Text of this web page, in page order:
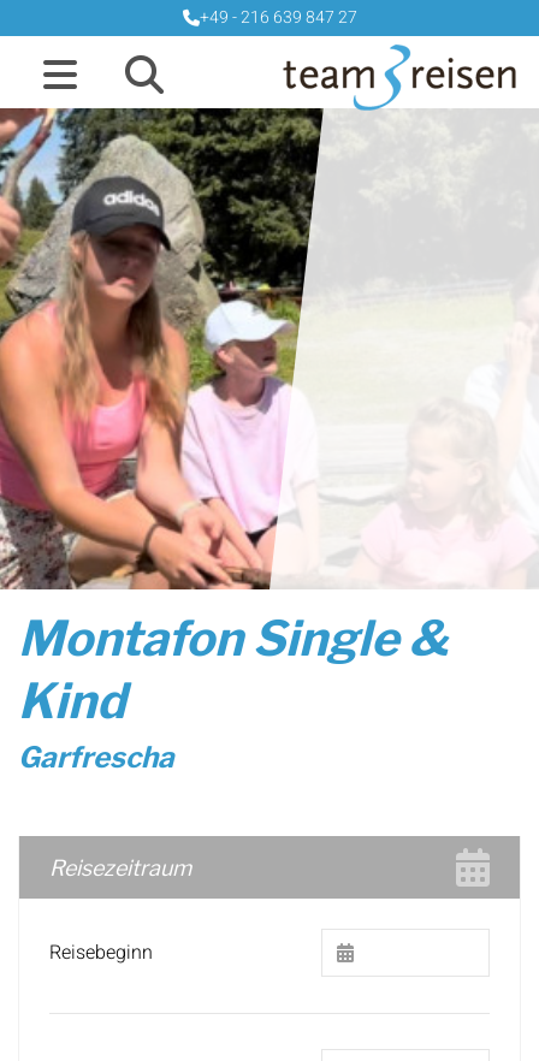
+49 - 216 639 847 27
Montafon Single &
Kind
Garfrescha
Reisezeitraum
Reisebeginn